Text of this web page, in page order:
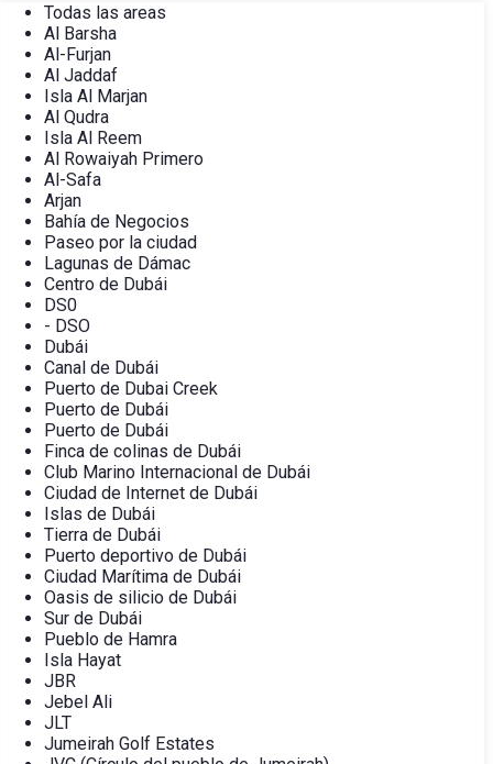
Todas las areas
Al Barsha
Al-Furjan
Al Jaddaf
Isla Al Marjan
Al Qudra
Isla Al Reem
Al Rowaiyah Primero
Al-Safa
Arjan
Bahía de Negocios
Paseo por la ciudad
Lagunas de Dámac
Centro de Dubái
DS0
- DSO
Dubái
Canal de Dubái
Puerto de Dubai Creek
Puerto de Dubái
Puerto de Dubái
Finca de colinas de Dubái
Club Marino Internacional de Dubái
Ciudad de Internet de Dubái
Islas de Dubái
Tierra de Dubái
Puerto deportivo de Dubái
Ciudad Marítima de Dubái
Oasis de silicio de Dubái
Sur de Dubái
Pueblo de Hamra
Isla Hayat
JBR
Jebel Ali
JLT
Jumeirah Golf Estates